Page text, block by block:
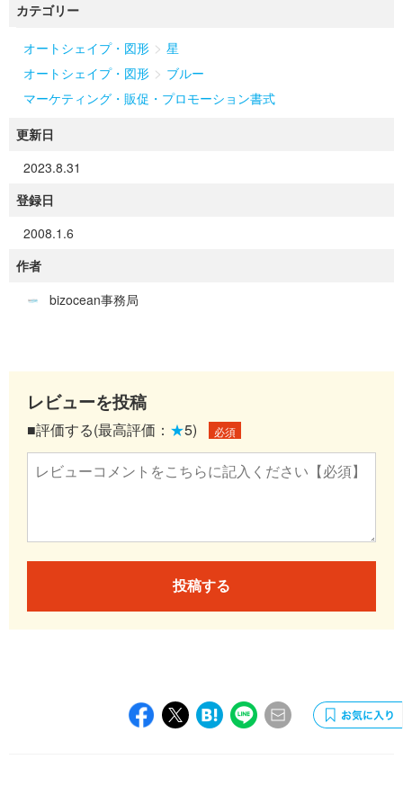
カテゴリー
オートシェイプ・図形 > 星
オートシェイプ・図形 > ブルー
マーケティング・販促・プロモーション書式
更新日
2023.8.31
登録日
2008.1.6
作者
bizocean事務局
レビューを投稿
■評価する(最高評価： ★5) 必須
投稿する